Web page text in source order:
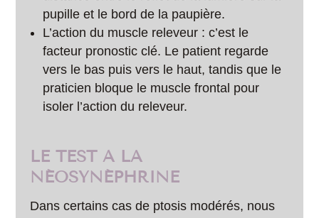
pupille et le bord de la paupière.
L’action du muscle releveur : c’est le
facteur pronostic clé. Le patient regarde
vers le bas puis vers le haut, tandis que le
praticien bloque le muscle frontal pour
isoler l’action du releveur.
LE TEST À LA
NÉOSYNÉPHRINE
Dans certains cas de ptosis modérés, nous